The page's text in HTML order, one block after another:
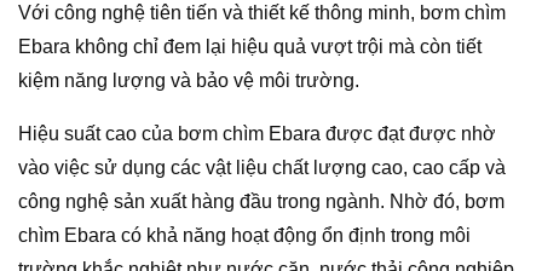
Với công nghệ tiên tiến và thiết kế thông minh, bơm chìm
Ebara không chỉ đem lại hiệu quả vượt trội mà còn tiết
kiệm năng lượng và bảo vệ môi trường.
Hiệu suất cao của bơm chìm Ebara được đạt được nhờ
vào việc sử dụng các vật liệu chất lượng cao, cao cấp và
công nghệ sản xuất hàng đầu trong ngành. Nhờ đó, bơm
chìm Ebara có khả năng hoạt động ổn định trong môi